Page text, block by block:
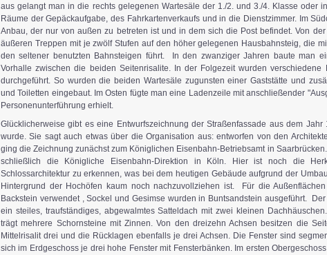
aus gelangt man in die rechts gelegenen Wartesäle der 1./2. und 3./4. Klasse oder
Räume der Gepäckaufgabe, des Fahrkartenverkaufs und in die Dienstzimmer. Im
Anbau, der nur von außen zu betreten ist und in dem sich die Post befindet. Von
äußeren Treppen mit je zwölf Stufen auf den höher gelegenen Hausbahnsteig, die
den seltener benutzten Bahnsteigen führt. In den zwanziger Jahren baute man
Vorhalle zwischen die beiden Seitenrisalite. In der Folgezeit wurden verschiedene
durchgeführt. So wurden die beiden Wartesäle zugunsten einer Gaststätte und
und Toiletten eingebaut. Im Osten fügte man eine Ladenzeile mit anschließender
Personenunterführung erhielt.
Glücklicherweise gibt es eine Entwurfszeichnung der Straßenfassade aus dem
wurde. Sie sagt auch etwas über die Organisation aus: entworfen von den
ging die Zeichnung zunächst zum Königlichen Eisenbahn-Betriebsamt in
schließlich die Königliche Eisenbahn-Direktion in Köln. Hier ist noch die
Schlossarchitektur zu erkennen, was bei dem heutigen Gebäude aufgrund der
Hintergrund der Hochöfen kaum noch nachzuvollziehen ist. Für die
Backstein verwendet , Sockel und Gesimse wurden in Buntsandstein ausgeführt.
ein steiles, traufständiges, abgewalmtes Satteldach mit zwei kleinen
trägt mehrere Schornsteine mit Zinnen. Von den dreizehn Achsen besitzen die
Mittelrisalit drei und die Rücklagen ebenfalls je drei Achsen. Die Fenster sind
sich im Erdgeschoss je drei hohe Fenster mit Fensterbänken. Im ersten